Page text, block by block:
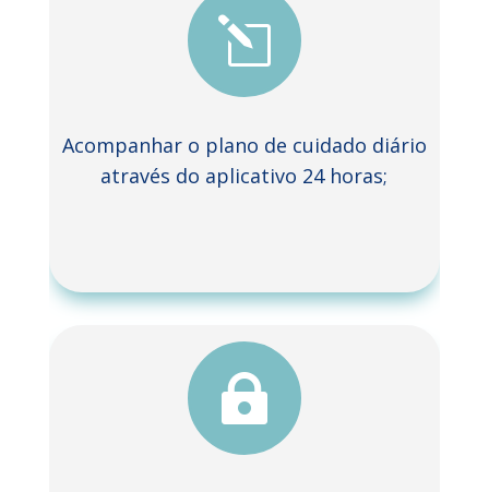
l
Acompanhar o plano de cuidado diário
através do aplicativo 24 horas;
